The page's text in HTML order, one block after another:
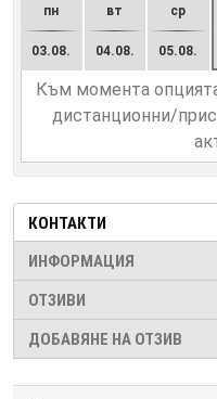
пн
03.08.
вт
04.08.
ср
05.08.
Към момента
дистанционни/
КОНТАКТИ
ИНФОРМАЦИЯ
ОТЗИВИ
ДОБАВЯНЕ НА ОТЗИВ